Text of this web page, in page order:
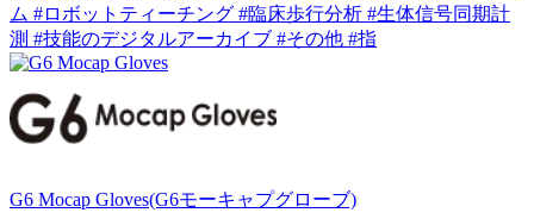
ム #ロボットティーチング #臨床歩行分析 #生体信号同期計
測 #技能のデジタルアーカイブ #その他 #指
G6 Mocap Gloves(G6モーキャプグローブ)